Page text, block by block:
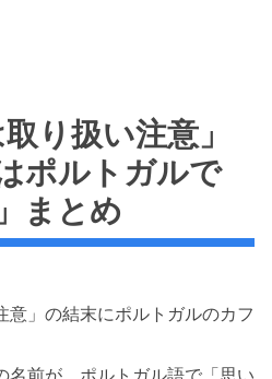
り扱い注意」
ポルトガルで
まとめ
意」の結末にポルトガルのカフ
名前が、ポルトガル語で「思い